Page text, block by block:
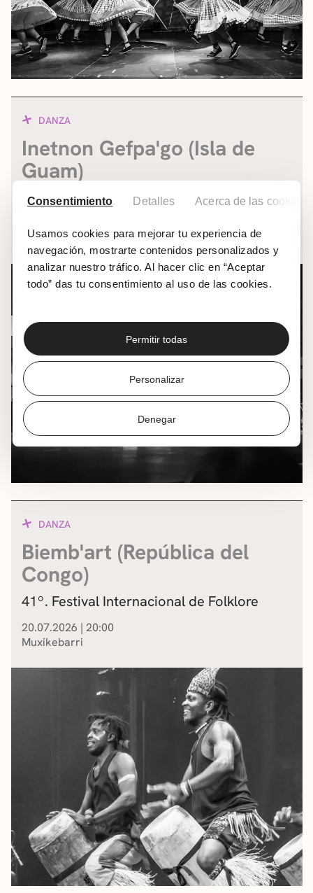
Consentimiento Detalles Acerca de las cookies
Usamos cookies para mejorar tu experiencia de
navegación, mostrarte contenidos personalizados y
analizar nuestro tráfico. Al hacer clic en “Aceptar
todo” das tu consentimiento al uso de las cookies.
Permitir todas
Personalizar
Denegar
DANZA
Inetnon Gefpa'go (Isla de
Guam)
41º. Festival Internacional de Folklore
Muxikebarri
DANZA
Biemb'art (República del
Congo)
41º. Festival Internacional de Folklore
20.07.2026 | 20:00
Muxikebarri